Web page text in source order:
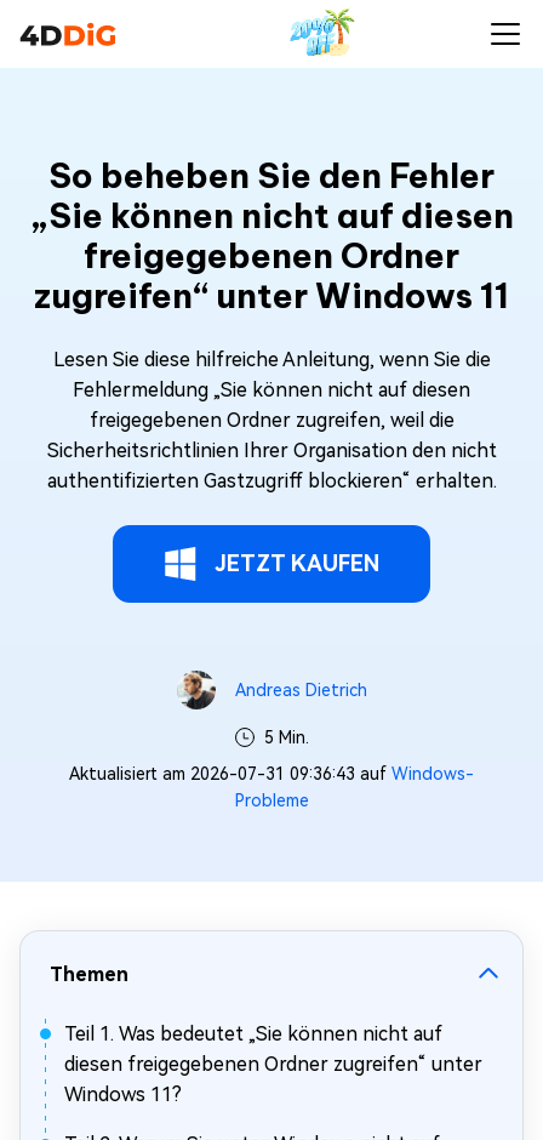
So beheben Sie den Fehler
„Sie können nicht auf diesen
freigegebenen Ordner
zugreifen“ unter Windows 11
Lesen Sie diese hilfreiche Anleitung, wenn Sie die
Fehlermeldung „Sie können nicht auf diesen
freigegebenen Ordner zugreifen, weil die
Sicherheitsrichtlinien Ihrer Organisation den nicht
authentifizierten Gastzugriff blockieren“ erhalten.
JETZT KAUFEN
Andreas Dietrich
5 Min.
Aktualisiert am 2026-07-31 09:36:43 auf Windows-
Probleme
Themen
Teil 1. Was bedeutet „Sie können nicht auf
diesen freigegebenen Ordner zugreifen“ unter
Windows 11?